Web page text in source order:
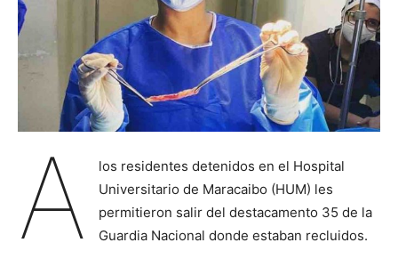
A
los residentes detenidos en el Hospital
Universitario de Maracaibo (HUM) les
permitieron salir del destacamento 35 de la
Guardia Nacional donde estaban recluidos.